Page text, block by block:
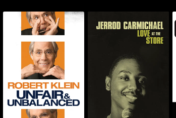
جيرود كارمايكل: لوف أت ذا
ستور
روبيرت كلين: أنفير آند
أنبالانسد